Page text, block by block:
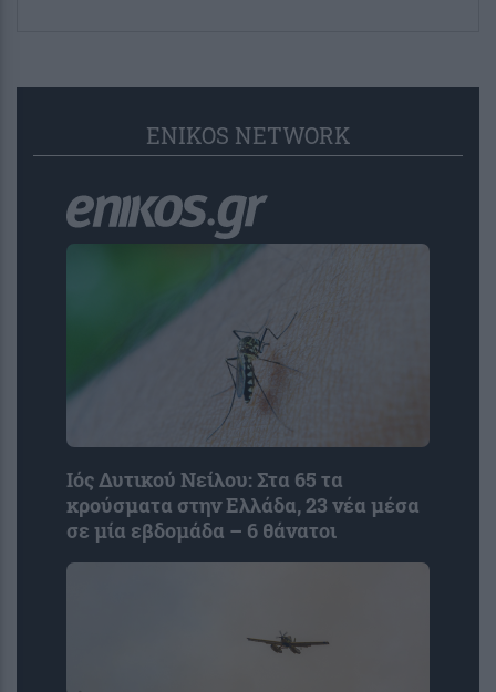
ENIKOS NETWORK
Ιός Δυτικού Νείλου: Στα 65 τα
κρούσματα στην Ελλάδα, 23 νέα μέσα
σε μία εβδομάδα – 6 θάνατοι